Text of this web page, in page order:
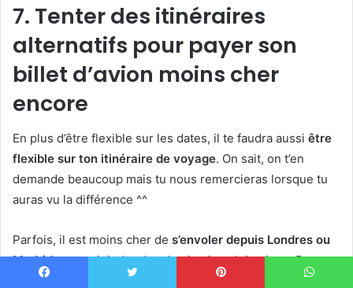
7. Tenter des itinéraires
alternatifs pour payer son
billet d’avion moins cher
encore
En plus d’être flexible sur les dates, il te faudra aussi être
flexible sur ton itinéraire de voyage. On sait, on t’en
demande beaucoup mais tu nous remercieras lorsque tu
auras vu la différence ^^
Parfois, il est moins cher de s’envoler depuis Londres ou
Madridpour rejoindre des destinations lointaines. Pour
ceux qui voyagent loin et qui ont le temps, on vous invite à